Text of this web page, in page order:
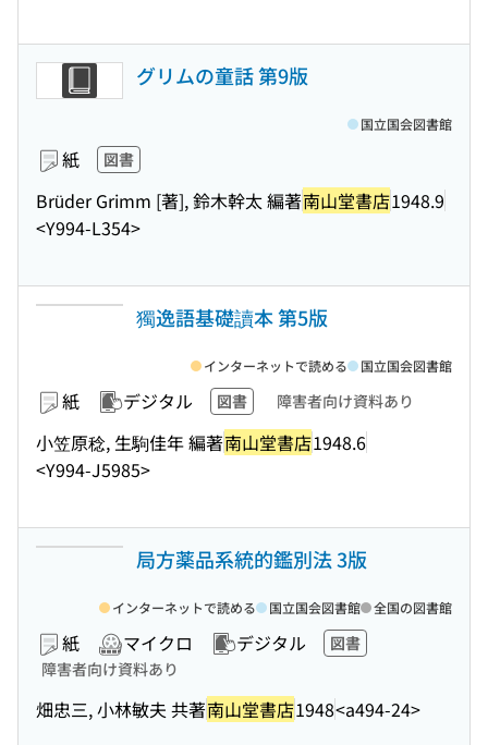
グリムの童話 第9版
紙 図書
Brüder Grimm [著], 鈴木幹太 編著南山堂書店1948.9
<Y994-L354>
国立国会図書館
獨逸語基礎讀本 第5版
紙 デジタル 図書 障害者向け資料あり
小笠原稔, 生駒佳年 編著南山堂書店1948.6
<Y994-J5985>
インターネットで読める 国立国会図書館
局方薬品系統的鑑別法 3版
紙 マイクロ デジタル
図書
障害者向け資料あり
畑忠三, 小林敏夫 共著南山堂書店1948<a494-24>
インターネットで読める 国立国会図書館 全国の図書館